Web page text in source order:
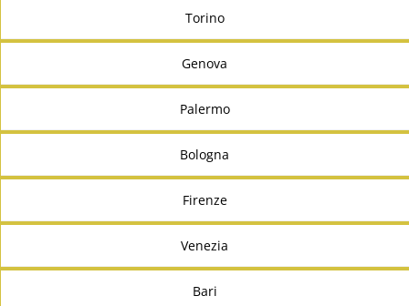
Torino
Genova
Palermo
Bologna
Firenze
Venezia
Bari